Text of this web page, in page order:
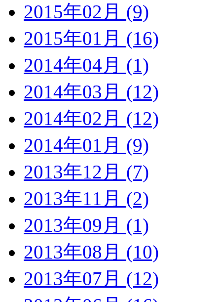
2015年02月 (9)
2015年01月 (16)
2014年04月 (1)
2014年03月 (12)
2014年02月 (12)
2014年01月 (9)
2013年12月 (7)
2013年11月 (2)
2013年09月 (1)
2013年08月 (10)
2013年07月 (12)